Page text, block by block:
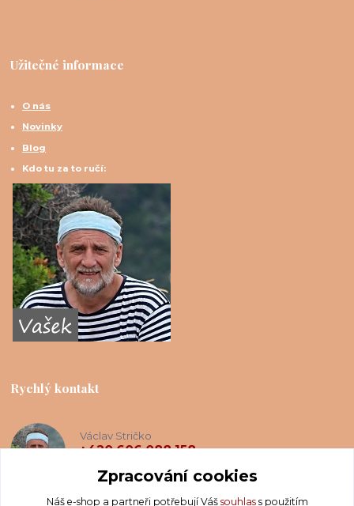
Užitečné informace
O nás
Novinky
Blog
Kdo tu za to ručí:
Rychlý kontakt
Václav Stričko
+420 606 088 158
Zpracování cookies
Náš e-shop a partneři potřebují Váš souhlass použitím